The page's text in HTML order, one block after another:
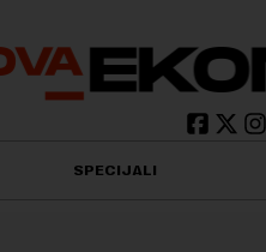
SPECIJALI